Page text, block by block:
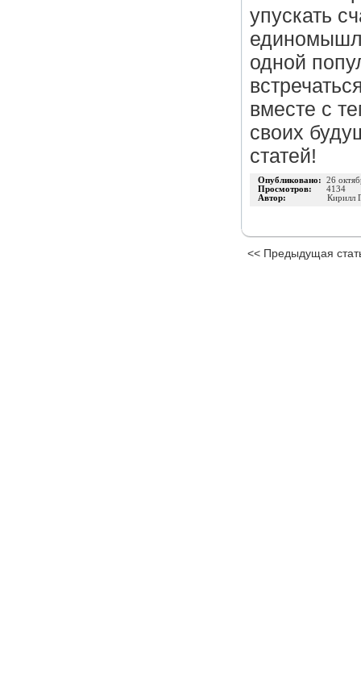
упускать
одной
вместе с
своих
статей!
Опубликовано: 26
Просмотров: 4134
Автор:
Кирилл
<< Предыдущая